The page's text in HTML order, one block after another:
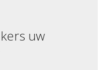
uw